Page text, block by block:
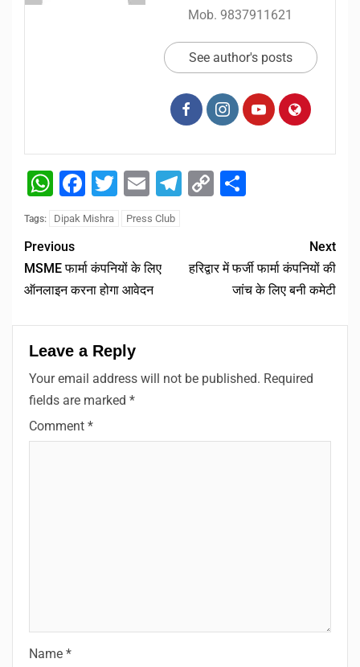
Mob. 9837911621
See author's posts
WhatsApp
Facebook
Twitter
EmailTelegram
Copy
Tags: Dipak Mishra Press Club
Previous
MSME फार्मा कंपनियों के लिए
ऑनलाइन करना होगा आवेदन
Next
हरिद्वार में फर्जी फार्मा कंपनियों की
जांच के लिए बनी कमेटी
Leave a Reply
Your email address will not be published. Required
fields are marked *
Comment *
Name *